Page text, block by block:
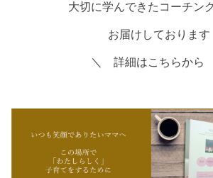
大切に学んできたコーチン
お届けしております
＼ 詳細はこちらから